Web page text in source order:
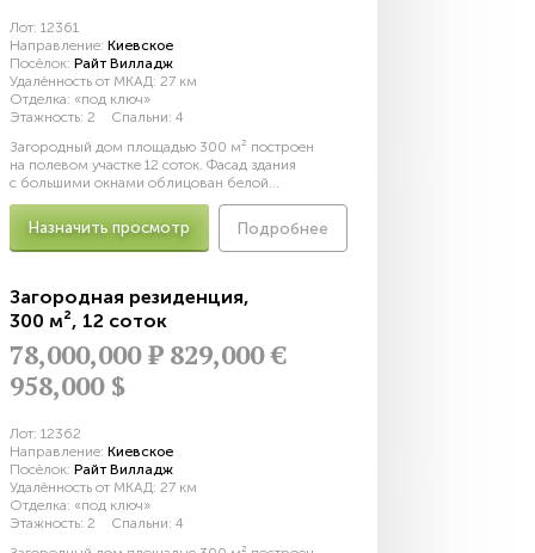
Лот: 12361
Направление: Киевское
Посёлок: Райт Вилладж
Удалённость от МКАД: 27 км
Отделка: «под ключ»
Этажность: 2 Спальни: 4
Загородный дом площадью 300 м² построен
на полевом участке 12 соток. Фасад здания
с большими окнами облицован белой...
Назначить просмотр Подробнее
Загородная резиденция,
300 м², 12 соток
78,000,000Р 829,000 €
958,000 $
Лот: 12362
Направление: Киевское
Посёлок: Райт Вилладж
Удалённость от МКАД: 27 км
Отделка: «под ключ»
Этажность: 2 Спальни: 4